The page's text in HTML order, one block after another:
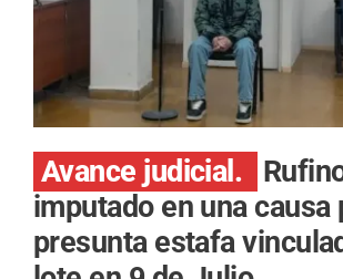
Avance judicial.
imputado en una causa
presunta estafa